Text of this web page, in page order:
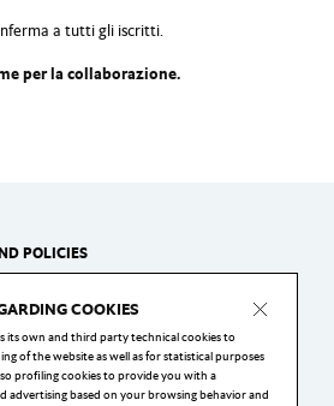
a tutti gli iscritti.
per la collaborazione.
COOKIES
its own and third party technical cookies to
of the website as well as for statistical purposes
profiling cookies to provide you with a
advertising based on your browsing behavior and
POLICIES